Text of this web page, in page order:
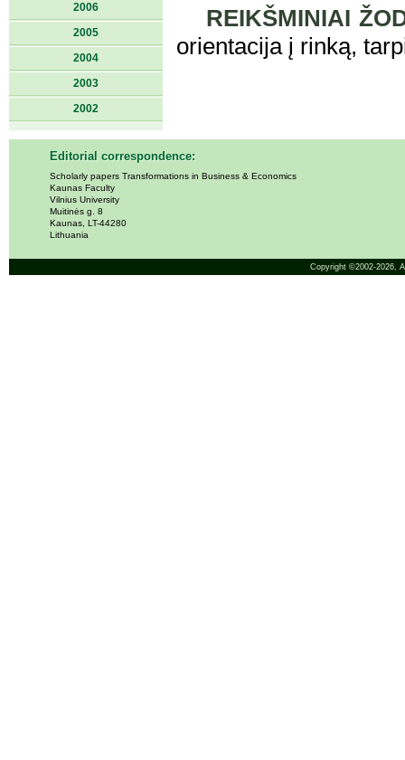
2006
2005
2004
2003
2002
REIKŠMINIAI
orientacija į rinką,
Editorial correspondence:
Scholarly papers Transformations in Business & Economics
Kaunas Faculty
Vilnius University
Muitinės g. 8
Kaunas, LT-44280
Lithuania
Copyright ©2002-2026,